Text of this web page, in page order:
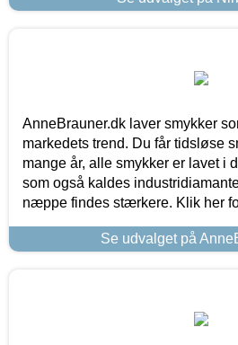
AnneBrauner.dk laver smykker
markedets trend. Du får tidsløse
mange år, alle smykker er lavet i
som også kaldes
næppe findes stærkere. Klik her
Se udvalget på